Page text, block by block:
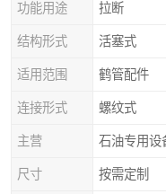
功能用途 拉断
结构形式 活塞式
适用范围 鹤管配件
连接形式 螺纹式
主营 石油专用设
尺寸 按需定制